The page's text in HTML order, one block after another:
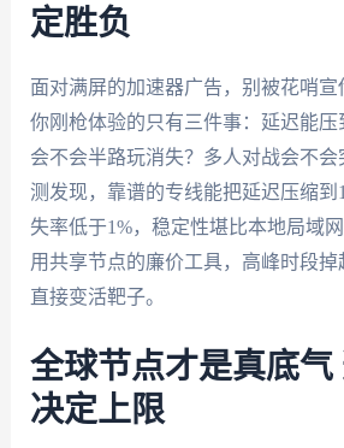
定胜负
面对满屏的加速器广告，别被花哨
你刚枪体验的只有三件事：延迟能
会不会半路玩消失？多人对战会不
测发现，靠谱的专线能把延迟压缩到
失率低于1%，稳定性堪比本地局域
用共享节点的廉价工具，高峰时段
直接变活靶子。
全球节点才是真底气
决定上限